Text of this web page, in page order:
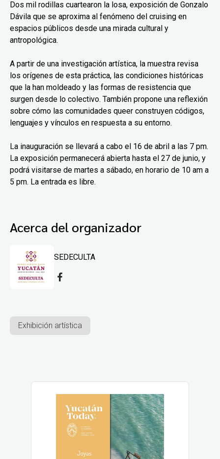
Dos mil rodillas cuartearon la losa, exposición de Gonzalo
Dávila que se aproxima al fenómeno del cruising en
espacios públicos desde una mirada cultural y
antropológica.
A partir de una investigación artística, la muestra revisa
los orígenes de esta práctica, las condiciones históricas
que la han moldeado y las formas de resistencia que
surgen desde lo colectivo. También propone una reflexión
sobre cómo las comunidades queer construyen códigos,
lenguajes y vínculos en respuesta a su entorno.
La inauguración se llevará a cabo el 16 de abril a las 7 pm.
La exposición permanecerá abierta hasta el 27 de junio, y
podrá visitarse de martes a sábado, en horario de 10 am a
5 pm. La entrada es libre.
Acerca del organizador
SEDECULTA
Exhibición artística